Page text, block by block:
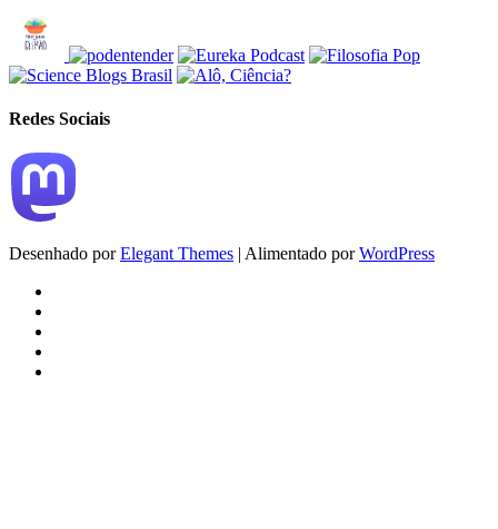
Redes Sociais
Desenhado porElegant Themes | Alimentado porWordPress